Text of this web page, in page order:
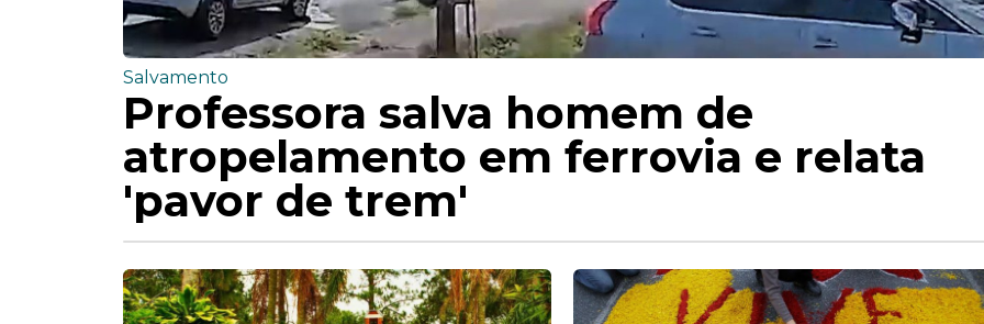
Salvamento
Professora salva homem de
atropelamento em ferrovia e relata
'pavor de trem'